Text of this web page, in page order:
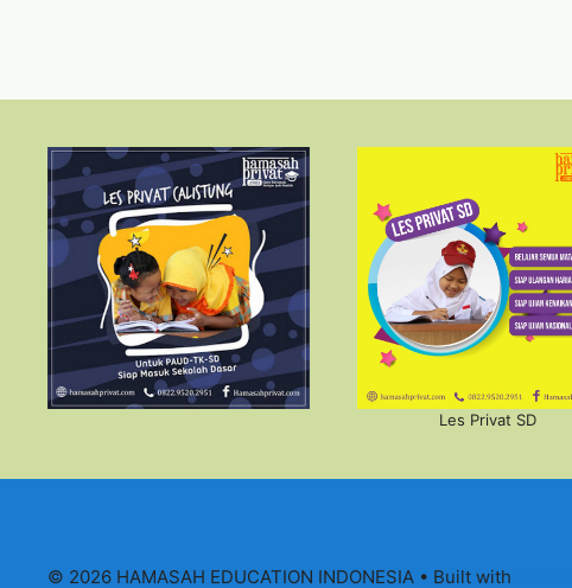
Les Privat SD
© 2026 HAMASAH EDUCATION INDONESIA • Built with